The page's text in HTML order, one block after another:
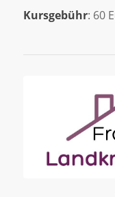
Kursgebühr: 60